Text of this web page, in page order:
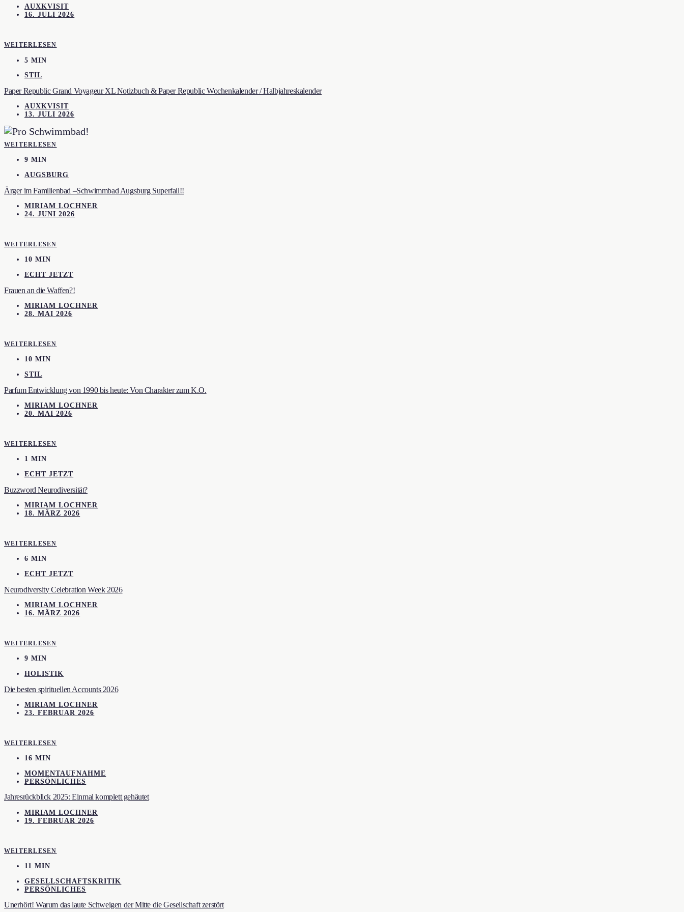
AUXKVISIT
16. JULI 2026
WEITERLESEN
5 MIN
STIL
Paper Republic Grand Voyageur XL Notizbuch & Paper Republic Wochenkalender / Halbjahreskalender
AUXKVISIT
13. JULI 2026
WEITERLESEN
9 MIN
AUGSBURG
Ärger im Familienbad –Schwimmbad Augsburg Superfail!!
MIRIAM LOCHNER
24. JUNI 2026
WEITERLESEN
10 MIN
ECHT JETZT
Frauen an die Waffen?!
MIRIAM LOCHNER
28. MAI 2026
WEITERLESEN
10 MIN
STIL
Parfum Entwicklung von 1990 bis heute: Von Charakter zum K.O.
MIRIAM LOCHNER
20. MAI 2026
WEITERLESEN
1 MIN
ECHT JETZT
Buzzword Neurodiversität?
MIRIAM LOCHNER
18. MÄRZ 2026
WEITERLESEN
6 MIN
ECHT JETZT
Neurodiversity Celebration Week 2026
MIRIAM LOCHNER
16. MÄRZ 2026
WEITERLESEN
9 MIN
HOLISTIK
Die besten spirituellen Accounts 2026
MIRIAM LOCHNER
23. FEBRUAR 2026
WEITERLESEN
16 MIN
MOMENTAUFNAHME
PERSÖNLICHES
Jahresrückblick 2025: Einmal komplett gehäutet
MIRIAM LOCHNER
19. FEBRUAR 2026
WEITERLESEN
11 MIN
GESELLSCHAFTSKRITIK
PERSÖNLICHES
Unerhört! Warum das laute Schweigen der Mitte die Gesellschaft zerstört